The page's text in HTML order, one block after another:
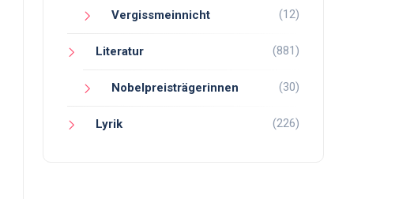
Vergissmeinnicht (12)
Literatur (881)
Nobelpreisträgerinnen (30)
Lyrik (226)